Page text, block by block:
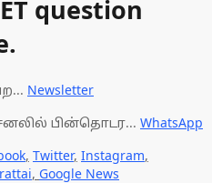
question
Newsletter
பின்தொடர... WhatsApp
, Twitter, Instagram,
, Google News